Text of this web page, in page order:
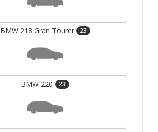
BMW 218 Gran Tourer 23
BMW 220 23